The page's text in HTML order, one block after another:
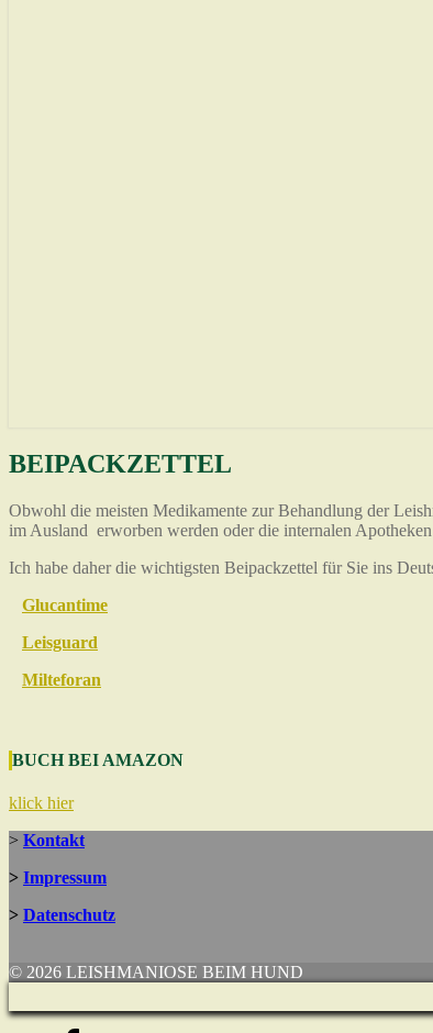
BEIPACKZETTEL
BEIPACKZETTEL
Obwohl die meisten Medikamente zur Behandlung der
im Ausland erworben werden oder die internalen
Ich habe daher die wichtigsten Beipackzettel für Sie ins
Glucantime
Leisguard
Milteforan
BUCH BEI AMAZON
klick hier
> Kontakt
> Impressum
> Datenschutz
© 2026 LEISHMANIOSE BEIM HUND